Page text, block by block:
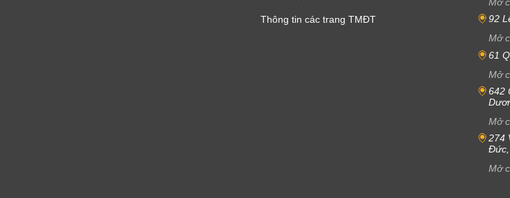
Thông tin các trang TMĐT
92
Mở
61
Mở
642
Mở
274
Đức,
Mở